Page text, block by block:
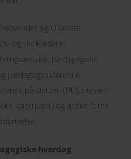
sig til lærere,
og skoleledere,
pædagogiske
pædagogstuderende,
på diplom- (PD), master-
cand.pæd.) og anden form
hverdag